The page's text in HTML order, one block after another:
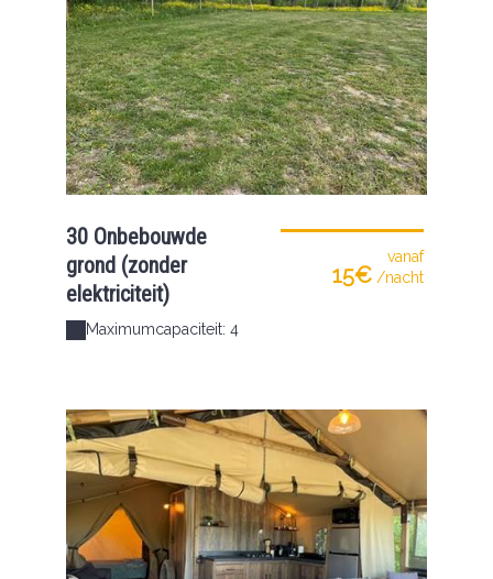
30 Onbebouwde
grond (zonder
elektriciteit)
Maximumcapaciteit: 4
vanaf
15€ /nacht